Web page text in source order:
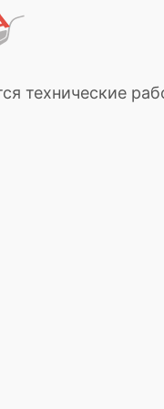
технические